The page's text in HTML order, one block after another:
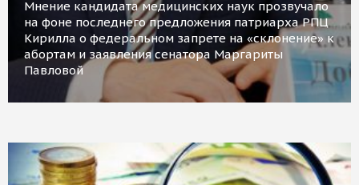
Мнение кандидата медицинских наук прозвучало
на фоне последнего предложения патриарха РПЦ
Кирилла о федеральном запрете на «склонение» к
абортам и заявления сенатора Маргариты
Павловой